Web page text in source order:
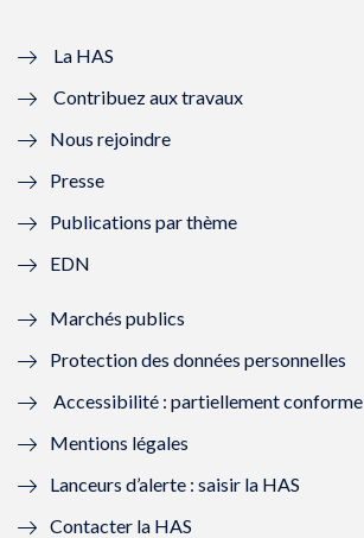
l
l
f
n
ê
t
r
e
e
e
n
ê
r
ê
t
e
ê
La HAS
Contribuez aux travaux
Nous rejoindre
Presse
Publications par thème
EDN
Marchés publics
Protection des données personnelles
Accessibilité : partiellement conforme
Mentions légales
Lanceurs d’alerte : saisir la HAS
Contacter la HAS